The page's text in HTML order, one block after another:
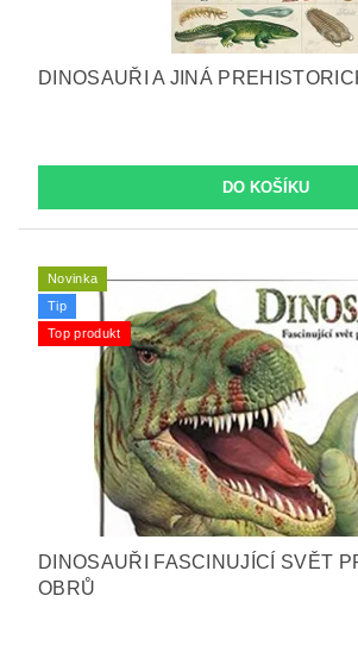
DINOSAUŘI A JINÁ
Novinka
Tip
Top produkt
DINOSAUŘI FASCINUJÍCÍ SVĚT
OBRŮ